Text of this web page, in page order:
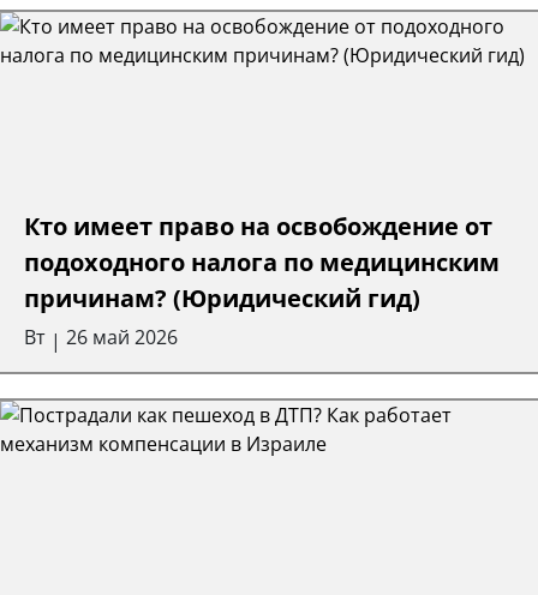
Кто имеет право на освобождение от
подоходного налога по медицинским
причинам? (Юридический гид)
Вт | 26 май 2026